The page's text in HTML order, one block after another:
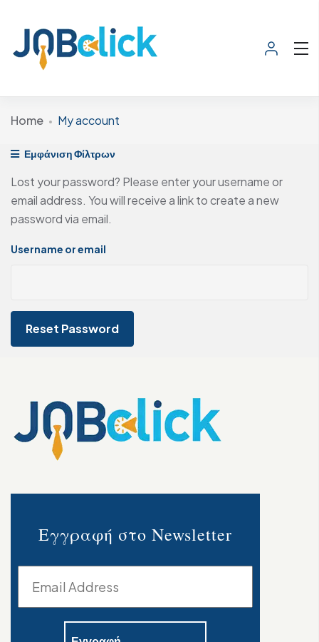
Home My account
Εμφάνιση Φίλτρων
Lost your password? Please enter your username or
email address. You will receive a link to create a new
password via email.
Username or email
Reset Password
Εγγραφή στο Newsletter